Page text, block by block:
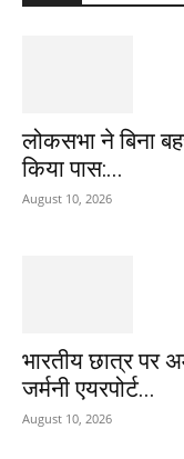
लोकसभा ने बिना
किया पास:...
August 10, 2026
भारतीय छात्र पर
जर्मनी एयरपोर्ट...
August 10, 2026